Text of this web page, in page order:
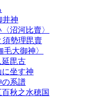
神
沼河比賣〉
勢理毘賣
大御神〉
毘古
坐す神
系譜
秋之水穂国